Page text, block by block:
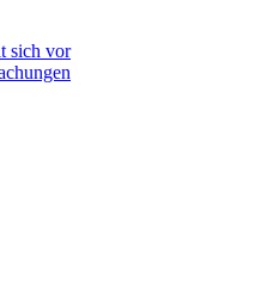
sich vor